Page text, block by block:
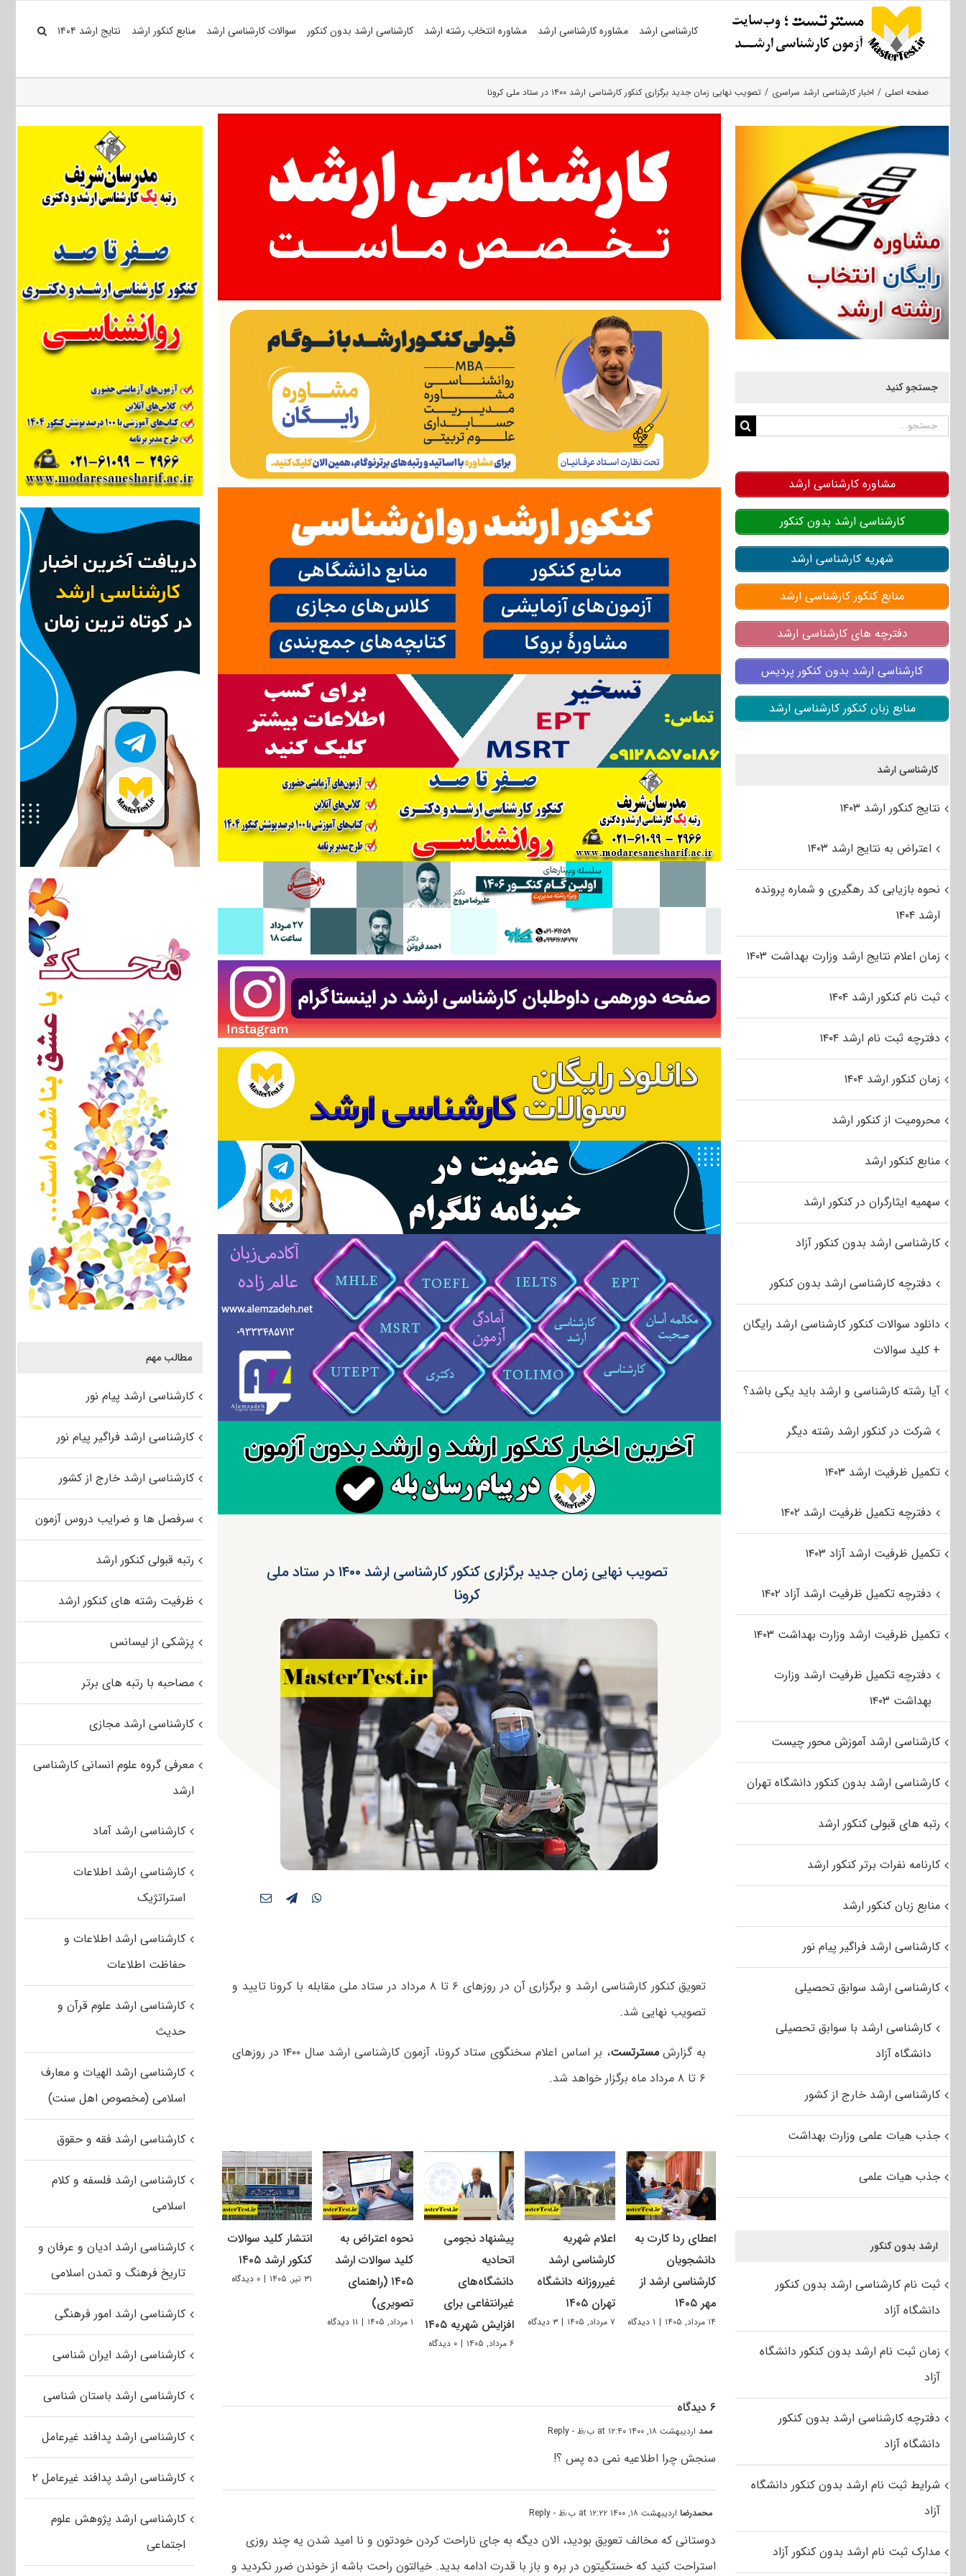
کارشناسی ارشد مشاوره کارشناسی ارشد مشاوره انتخاب رشته ارشد کارشناسی ارشد بدون کنکور سوالات کارشناسی ارشد منابع کنکور ارشد نتایج ارشد ۱۴۰۴
صفحه اصلی اخبار کارشناسی ارشد سراسری تصویب نهایی زمان جدید برگزاری کنکور کارشناسی ارشد ۱۴۰۰ در ستاد ملی کرونا
تصویب نهایی زمان جدید برگزاری کنکور کارشناسی ارشد ۱۴۰۰ در ستاد ملی
کرونا
تعویق کنکور کارشناسی ارشد و برگزاری آن در روزهای ۶ تا ۸ مرداد در ستاد ملی مقابله با کرونا تایید و
تصویب نهایی شد.
به گزارشمسترتست
، بر اساس اعلام سخنگوی ستاد کرونا، آزمون‌ کارشناسی ارشد سال ۱۴۰۰ در روزهای
۶ تا ۸ مرداد ماه برگزار خواهد شد.
اعطای ردا کارت به
دانشجویان
کارشناسی ارشد از
مهر ۱۴۰۵
۱۴ مرداد, ۱۴۰۵ | ۱ دیدگاه
اعلام شهریه
کارشناسی ارشد
غیرروزانه دانشگاه
تهران ۱۴۰۵
۷ مرداد, ۱۴۰۵ | ۳ دیدگاه
پیشنهاد نجومی
اتحادیه
دانشگاه‌های
غیرانتفاعی برای
افزایش شهریه ۱۴۰۵
۶ مرداد, ۱۴۰۵ | ۰ دیدگاه
نحوه اعتراض به
کلید سوالات ارشد
۱۴۰۵ (راهنمای
تصویری)
۱ مرداد, ۱۴۰۵ | ۱۱ دیدگاه
انتشار کلید سوالات
کنکور ارشد ۱۴۰۵
۳۱ تیر, ۱۴۰۵ | ۰ دیدگاه
۶ دیدگاه
ممد اردیبهشت ۱۸, ۱۴۰۰ at ۱۲:۴۰ ب٫ظ - Reply
سنجش چرا اطلاعیه نمی ده پس ؟!
محمدرضا اردیبهشت ۱۸, ۱۴۰۰ at ۱۲:۲۲ ب٫ظ - Reply
دوستانی که مخالف تعویق بودید، الان دیگه به جای ناراحت کردن خودتون و نا امید شدن یه چند روزی
استراحت کنید که خستگیتون در بره و باز با قدرت ادامه بدید. خیالتون راحت باشه از خوندن ضرر نکردید و
مطالب مهم
کارشناسی ارشد پیام نور
کارشناسی ارشد فراگیر پیام نور
کارشناسی ارشد خارج از کشور
سرفصل ها و ضرایب دروس آزمون
رتبه قبولی کنکور ارشد
ظرفیت رشته های کنکور ارشد
پزشکی از لیسانس
مصاحبه با رتبه های برتر
کارشناسی ارشد مجازی
معرفی گروه علوم انسانی کارشناسی
ارشد
کارشناسی ارشد آماد
کارشناسی ارشد اطلاعات
استراتژیک
کارشناسی ارشد اطلاعات و
حفاظت اطلاعات
کارشناسی ارشد علوم قرآن و
حدیث
کارشناسی ارشد الهیات و معارف
اسلامی (مخصوص اهل سنت)
کارشناسی ارشد فقه و حقوق
کارشناسی ارشد فلسفه و کلام
اسلامی
کارشناسی ارشد ادیان و عرفان و
تاریخ فرهنگ و تمدن اسلامی
کارشناسی ارشد امور فرهنگی
کارشناسی ارشد ایران شناسی
کارشناسی ارشد باستان شناسی
کارشناسی ارشد پدافند غیرعامل
کارشناسی ارشد پدافند غیرعامل ۲
کارشناسی ارشد پژوهش علوم
اجتماعی
جستجو کنید
جستجو
مشاوره کارشناسی ارشد
کارشناسی ارشد بدون کنکور
شهریه کارشناسی ارشد
منابع کنکور کارشناسی ارشد
دفترچه های کارشناسی ارشد
کارشناسی ارشد بدون کنکور پردیس
منابع زبان کنکور کارشناسی ارشد
کارشناسی ارشد
نتایج کنکور ارشد ۱۴۰۳
اعتراض به نتایج ارشد ۱۴۰۳
نحوه بازیابی کد رهگیری و شماره پرونده
ارشد ۱۴۰۴
زمان اعلام نتایج ارشد وزارت بهداشت ۱۴۰۳
ثبت نام کنکور ارشد ۱۴۰۴
دفترچه ثبت نام ارشد ۱۴۰۴
زمان کنکور ارشد ۱۴۰۴
محرومیت از کنکور ارشد
منابع کنکور ارشد
سهمیه ایثارگران در کنکور ارشد
کارشناسی ارشد بدون کنکور آزاد
دفترچه کارشناسی ارشد بدون کنکور
دانلود سوالات کنکور کارشناسی ارشد رایگان
+ کلید سوالات
آیا رشته کارشناسی و ارشد باید یکی باشد؟
شرکت در کنکور ارشد رشته دیگر
تکمیل ظرفیت ارشد ۱۴۰۳
دفترچه تکمیل ظرفیت ارشد ۱۴۰۲
تکمیل ظرفیت ارشد آزاد ۱۴۰۳
دفترچه تکمیل ظرفیت ارشد آزاد ۱۴۰۲
تکمیل ظرفیت ارشد وزارت بهداشت ۱۴۰۳
دفترچه تکمیل ظرفیت ارشد وزارت
بهداشت ۱۴۰۳
کارشناسی ارشد آموزش محور چیست
کارشناسی ارشد بدون کنکور دانشگاه تهران
رتبه های قبولی کنکور ارشد
کارنامه نفرات برتر کنکور ارشد
منابع زبان کنکور ارشد
کارشناسی ارشد فراگیر پیام نور
کارشناسی ارشد سوابق تحصیلی
کارشناسی ارشد با سوابق تحصیلی
دانشگاه آزاد
کارشناسی ارشد خارج از کشور
جذب هیات علمی وزارت بهداشت
جذب هیات علمی
ارشد بدون کنکور
ثبت نام کارشناسی ارشد بدون کنکور
دانشگاه آزاد
زمان ثبت نام ارشد بدون کنکور دانشگاه
آزاد
دفترچه کارشناسی ارشد بدون کنکور
دانشگاه آزاد
شرایط ثبت نام ارشد بدون کنکور دانشگاه
آزاد
مدارک ثبت نام ارشد بدون کنکور آزاد